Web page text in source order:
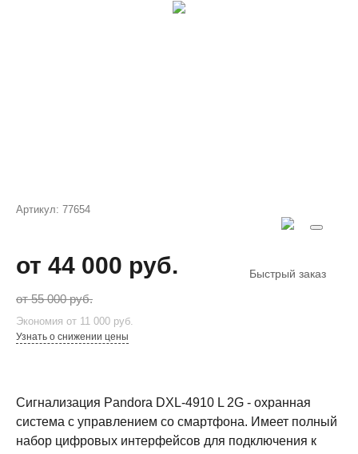
Артикул: 77654
от 44 000 руб.
от 55 000 руб.
Экономия от 11 000 руб.
Быстрый заказ
Узнать о снижении цены
Сигнализация Pandora DXL-4910 L 2G - охранная
система с управлением со смартфона. Имеет полный
набор цифровых интерфейсов для подключения к